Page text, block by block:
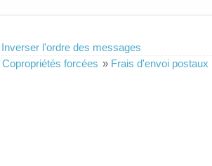
Inverser l'ordre des messages
Copropriétés forcées » Frais d'envoi postaux